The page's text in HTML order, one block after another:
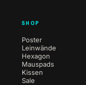
SHOP
Poster
Leinwände
Hexagon
Mauspads
Kissen
Sale